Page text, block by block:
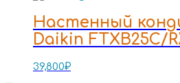
Настенный
Daikin FTXB25C/
39,800₽